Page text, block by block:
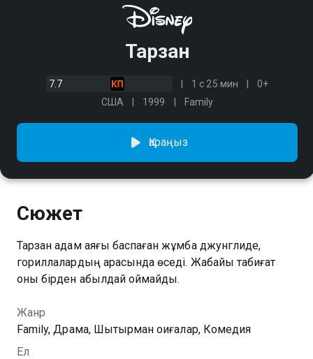
Тарзан
7.7 1 с 25 мин
0+
США
1999 Family
Қараңыз
Сюжет
Тарзан адам аяғы баспаған жұмбақ джунглиде,
гориллалардың арасында өседі. Жабайы табиғат
оны бірден қабылдай қоймайды.
Жанр
Family, Драма, Шытырман оқиғалар, Комедия
Ел